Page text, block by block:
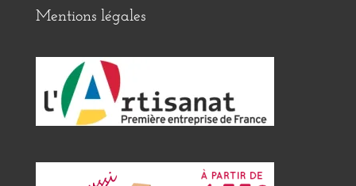
Mentions légales